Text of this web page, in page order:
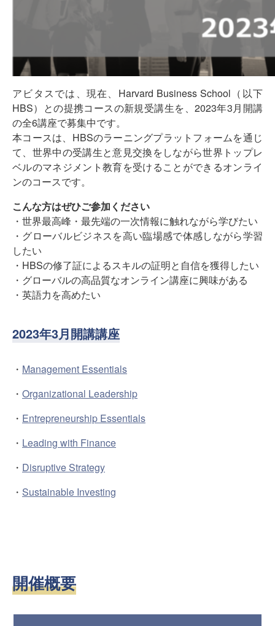
アビタスでは、現在、Harvard Business School（以下
HBS）との提携コースの新規受講生を、2023年3月開講
の全6講座で募集中です。
本コースは、HBSのラーニングプラットフォームを通じ
て、世界中の受講生と意見交換をしながら世界トップレ
ベルのマネジメント教育を受けることができるオンライ
ンのコースです。
こんな方はぜひご参加ください
・世界最高峰・最先端の一次情報に触れながら学びたい
・グローバルビジネスを高い臨場感で体感しながら学習
したい
・HBSの修了証によるスキルの証明と自信を獲得したい
・グローバルの高品質なオンライン講座に興味がある
・英語力を高めたい
2023年3月開講講座
・ Management Essentials
・ Organizational Leadership
・ Entrepreneurship Essentials
・ Leading with Finance
・ Disruptive Strategy
・ Sustainable Investing
開催概要